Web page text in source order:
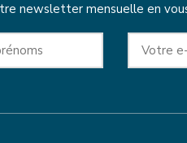
newsletter mensuelle en